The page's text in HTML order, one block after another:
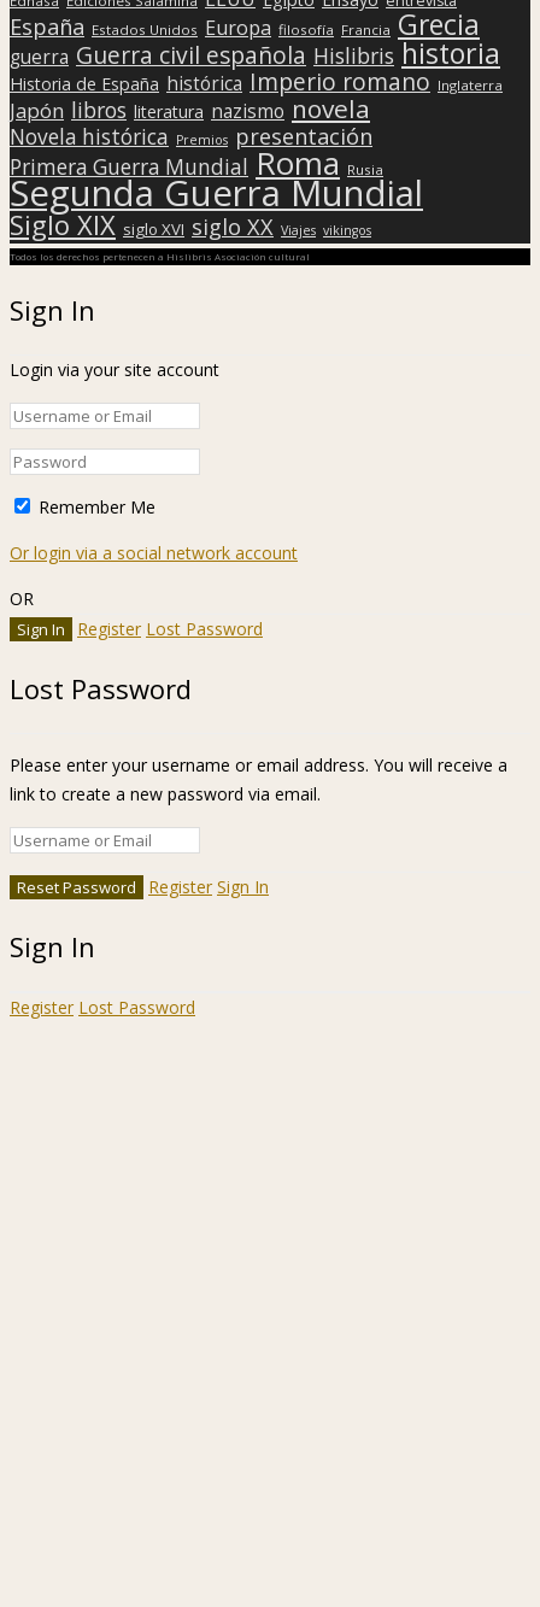
España Estados Unidos Europa filosofía Francia Grecia
guerra Guerra civil española Hislibris historia
Historia de España histórica Imperio romano Inglaterra
Japón libros literatura nazismo novela
Novela histórica Premios presentación
Primera Guerra Mundial Roma Rusia
Segunda Guerra Mundial
Siglo XIX siglo XVI siglo XX Viajes vikingos
Todos los derechos pertenecen a Hislibris Asociación cultural
Sign In
Login via your site account
Remember Me
Or login via a social network account
OR
Register Lost Password
Lost Password
Please enter your username or email address. You will receive a
link to create a new password via email.
Register Sign In
Sign In
Register Lost Password